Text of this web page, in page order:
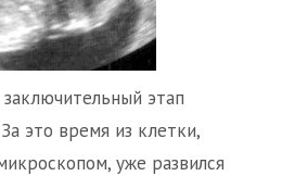
этап
это время из клетки,
уже развился